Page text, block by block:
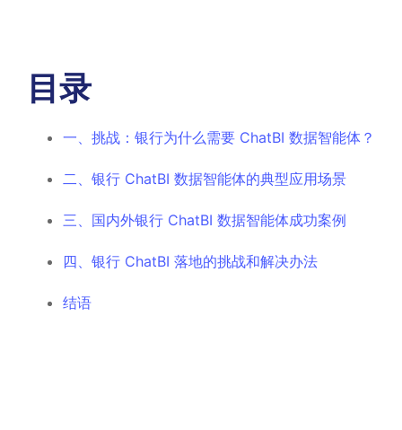
目录
一、挑战：银行为什么需要 ChatBI 数据智能体？
二、银行 ChatBI 数据智能体的典型应用场景
三、国内外银行 ChatBI 数据智能体成功案例
四、银行 ChatBI 落地的挑战和解决办法
结语